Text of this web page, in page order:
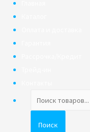
товаров
Поиск